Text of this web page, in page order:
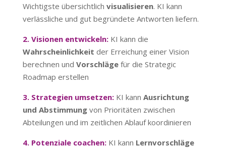
Wichtigste übersichtlich visualisieren. KI kann
verlässliche und gut begründete Antworten liefern.
2. Visionen entwickeln:KI kann die
Wahrscheinlichkeit der Erreichung einer Vision
berechnen und Vorschlägefür die Strategic
Roadmap erstellen
3. Strategien umsetzen:KI kann Ausrichtung
und Abstimmungvon Prioritäten zwischen
Abteilungen und im zeitlichen Ablauf koordinieren
4. Potenziale coachen:KI kann Lernvorschläge